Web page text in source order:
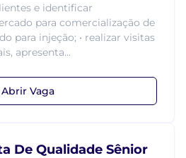
e identificar
para comercialização de
para injeção; • realizar visitas
apresenta...
Abrir Vaga
De Qualidade Sênior